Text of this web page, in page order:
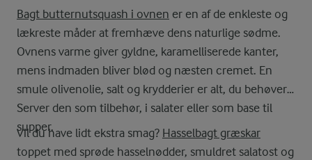
Bagt butternutsquash i ovnen er en af de enkleste og
lækreste måder at fremhæve dens naturlige sødme.
Ovnens varme giver gyldne, karamelliserede kanter,
mens indmaden bliver blød og næsten cremet. En
smule olivenolie, salt og krydderier er alt, du behøver.
Server den som tilbehør, i salater eller som base til
supper.
Vil du have lidt ekstra smag? Hasselbagt græskar
toppet med sprøde hasselnødder, smuldret salatost og